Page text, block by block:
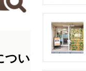
いて